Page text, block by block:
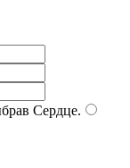
Сердце.